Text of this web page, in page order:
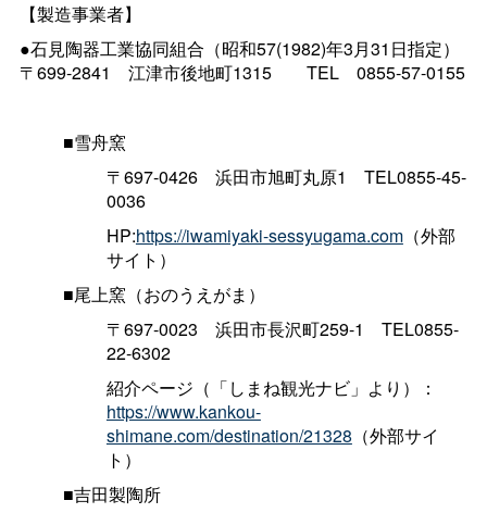
【製造事業者】
●石見陶器工業協同組合（昭和57(1982)年3月31日指定）
〒699-2841 江津市後地町1315 TEL 0855-57-0155
■雪舟窯
〒697-0426 浜田市旭町丸原1 TEL0855-45-
0036
HP:https://iwamiyaki-sessyugama.com（外部
サイト）
■尾上窯（おのうえがま）
〒697-0023 浜田市長沢町259-1 TEL0855-
22-6302
紹介ページ（「しまね観光ナビ」より）：
https://www.kankou-
shimane.com/destination/21328 （外部サイ
ト）
■吉田製陶所